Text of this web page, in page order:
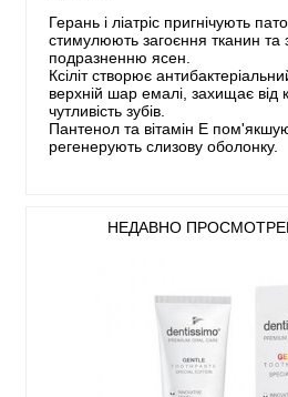
Герань і ліатріс пригнічують
стимулюють загоєння тканин та
подразненню ясен.
Ксіліт створює
верхній шар емалі, захищає від
чутливість зубів.
Пантенол та вітамін E
регенерують слизову оболонку.
НЕДАВНО